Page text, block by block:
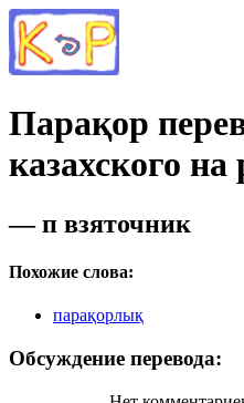
Парақор
казахского на
— п взяточник
Похожие слова:
парақорлық
Обсуждение перевода: